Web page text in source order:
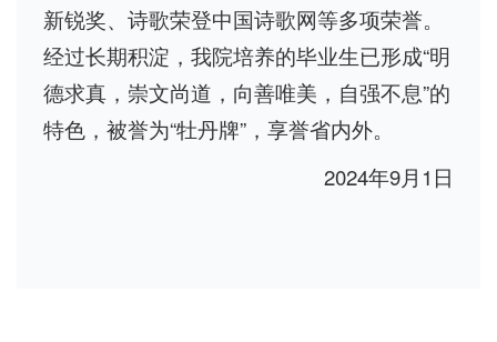
新锐奖、诗歌荣登中国诗歌网等多项荣誉。
经过长期积淀，我院培养的毕业生已形成“明
德求真，崇文尚道，向善唯美，自强不息”的
特色，被誉为“牡丹牌”，享誉省内外。
2024年9月1日